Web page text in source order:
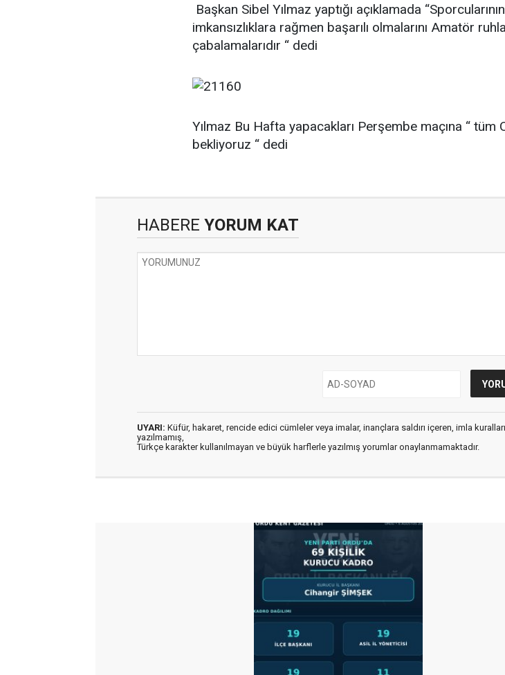
Başkan Sibel Yılmaz yaptığı açıklamada
imkansızlıklara rağmen başarılı olmalarını Amatör ruhla
çabalamalarıdır “ dedi
Yılmaz Bu Hafta yapacakları Perşembe maçına “ tüm
bekliyoruz “ dedi
HABERE YORUM KAT
UYARI: Küfür, hakaret, rencide edici cümleler veya imalar, inançlara saldırı içeren, imla
yazılmamış,
Türkçe karakter kullanılmayan ve büyük harflerle yazılmış yorumlar onaylanmamaktadır.